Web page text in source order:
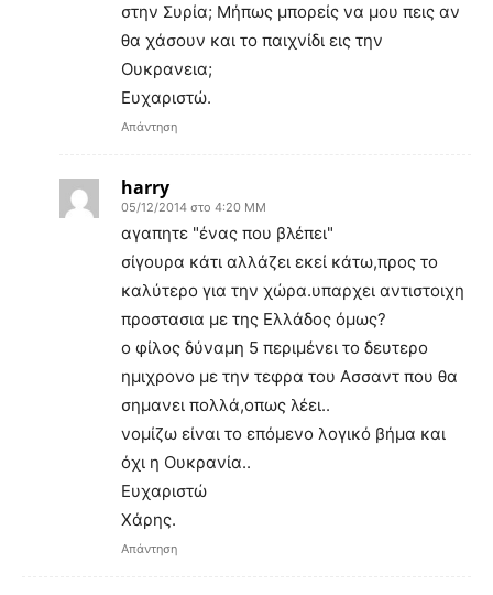
στην Συρία; Μήπως μπορείς να μου πεις αν
θα χάσουν και το παιχνίδι εις την
Ουκρανεια;
Ευχαριστώ.
Απάντηση
harry
05/12/2014 στο 4:20 ΜΜ
αγαπητε "ένας που βλέπει"
σίγουρα κάτι αλλάζει εκεί κάτω,προς το
καλύτερο για την χώρα.υπαρχει αντιστοιχη
προστασια με της Ελλάδος όμως?
ο φίλος δύναμη 5 περιμένει το δευτερο
ημιχρονο με την τεφρα του Ασσαντ που θα
σημανει πολλά,οπως λέει..
νομίζω είναι το επόμενο λογικό βήμα και
όχι η Ουκρανία..
Ευχαριστώ
Χάρης.
Απάντηση